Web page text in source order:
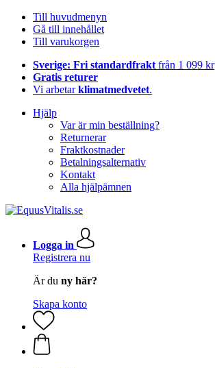
Till huvudmenyn
Gå till innehållet
Till varukorgen
Sverige: Fri standardfrakt från 1 099 kr
Gratis returer
Vi arbetarklimatmedvetet.
Hjälp
Var är min beställning?
Returnerar
Fraktkostnader
Betalningsalternativ
Kontakt
Alla hjälpämnen
Logga in
Registrera nu
Är du ny här?
Skapa konto